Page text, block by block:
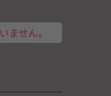
ません。